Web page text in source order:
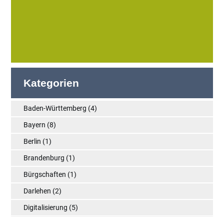
Kategorien
Baden-Württemberg (4)
Bayern (8)
Berlin (1)
Brandenburg (1)
Bürgschaften (1)
Darlehen (2)
Digitalisierung (5)